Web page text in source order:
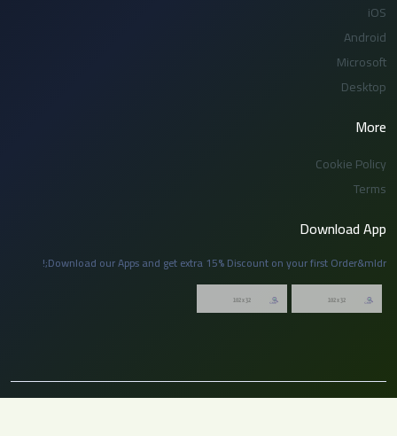
iOS
Android
Microsoft
Desktop
More
Cookie Policy
Terms
Download App
Download our Apps and get extra 15% Discount on your first Order&mldr;!